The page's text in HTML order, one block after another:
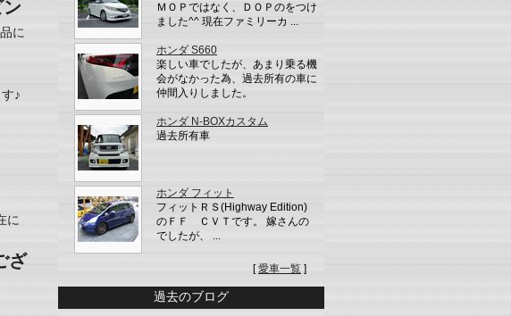
に
♪
に
ざ
ＭＯＰではなく、ＤＯＰのをつけ
ました^^ 現在ファミリーカ ...
ホンダ S660
楽しい車でしたが、あまり乗る機
会がなかった為、過去所有の車に
仲間入りしました。
ホンダ N-BOXカスタム
過去所有車
ホンダ フィット
フィットＲＳ(Highway Edition)
のＦＦ ＣＶＴです。 嫁さんの
でしたが、 ...
[愛車一覧 ]
過去のブログ